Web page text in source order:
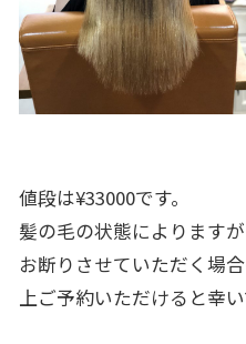
値段は¥33000です。
髪の毛の状態によりますが
お断りさせていただく場
上ご予約いただけると幸い